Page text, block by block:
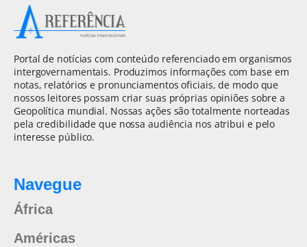
Portal de notícias com conteúdo referenciado em organismos
intergovernamentais. Produzimos informações com base em
notas, relatórios e pronunciamentos oficiais, de modo que
nossos leitores possam criar suas próprias opiniões sobre a
Geopolítica mundial. Nossas ações são totalmente norteadas
pela credibilidade que nossa audiência nos atribui e pelo
interesse público.
Navegue
África
Américas